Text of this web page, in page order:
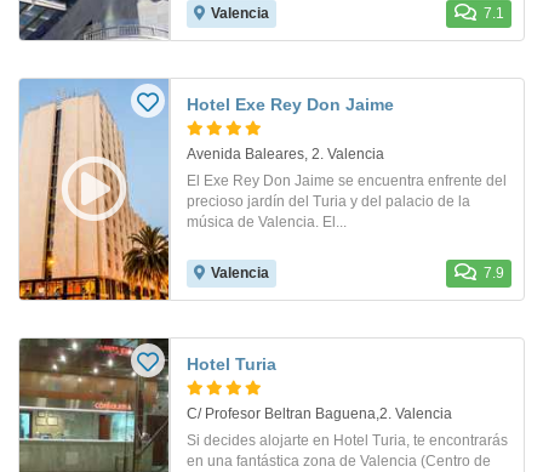
Valencia 7.1
Hotel Exe Rey Don Jaime
Avenida Baleares, 2. Valencia
El Exe Rey Don Jaime se encuentra enfrente del
precioso jardín del Turia y del palacio de la
música de Valencia. El...
Valencia 7.9
Hotel Turia
C/ Profesor Beltran Baguena,2. Valencia
Si decides alojarte en Hotel Turia, te encontrarás
en una fantástica zona de Valencia (Centro de